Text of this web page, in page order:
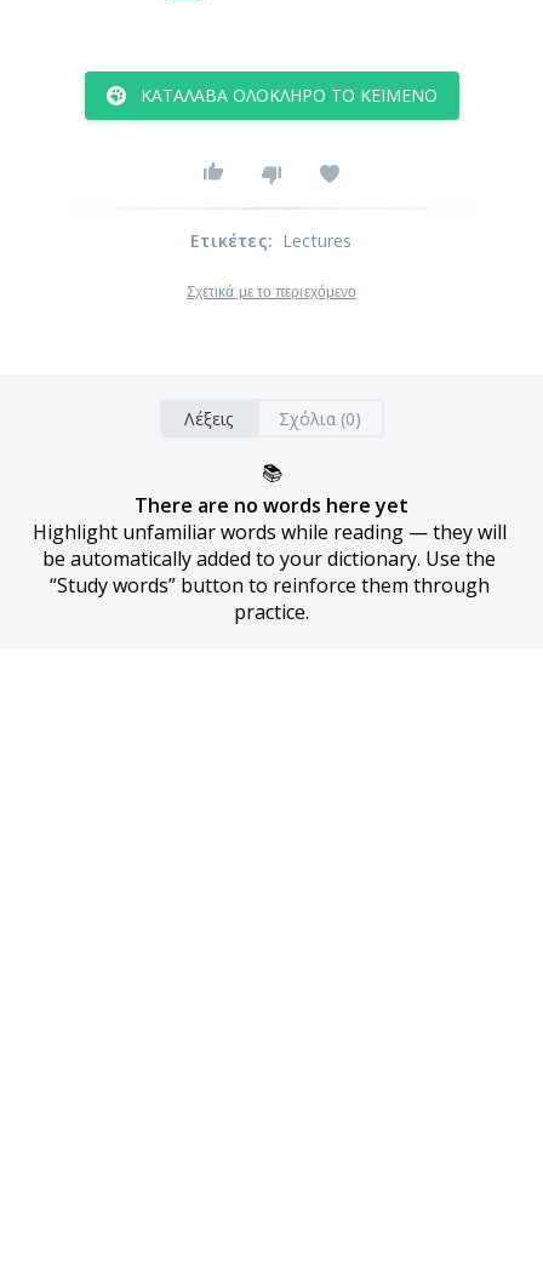
ΚΑΤΆΛΑΒΑ ΟΛΌΚΛΗΡΟ ΤΟ ΚΕΊΜΕΝΟ
Ετικέτες: Lectures
Σχετικά με το περιεχόμενο
Λέξεις Σχόλια (0)
📚
There are no words here yet
Highlight unfamiliar words while reading — they will
be automatically added to your dictionary. Use the
“Study words” button to reinforce them through
practice.